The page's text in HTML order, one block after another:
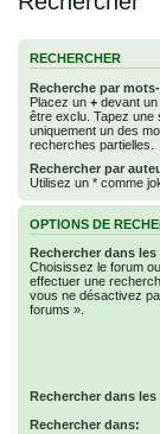
RECHERCHER
Recherche par
Placez un + devant
être exclu. Tapez une
uniquement un des
recherches partielles.
Rechercher par
Utilisez un * comme
OPTIONS DE
Rechercher dans
Choisissez le forum
effectuer une
vous ne désactivez
forums ».
Rechercher dans
Rechercher dans: